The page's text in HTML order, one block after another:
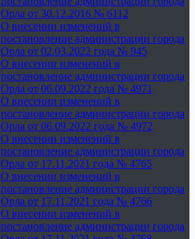
Орла от 30.12.2016 № 6112
О внесении изменений в
постановление администрации города
Орла от 02.03.2022 года № 945
О внесении изменений в
постановление администрации города
Орла от 06.09.2022 года № 4971
О внесении изменений в
постановление администрации города
Орла от 06.09.2022 года № 4972
О внесении изменений в
постановление администрации города
Орла от 17.11.2021 года № 4765
О внесении изменений в
постановление администрации города
Орла от 17.11.2021 года № 4766
О внесении изменений в
постановление администрации города